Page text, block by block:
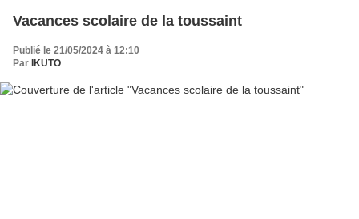
Vacances scolaire de la toussaint
Publié le 21/05/2024 à 12:10
Par IKUTO